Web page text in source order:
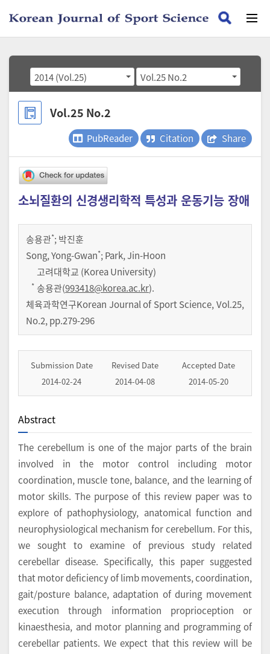
2014 (Vol.25) Vol.25 No.2
Vol.25 No.2
PubReader Citation Share
소뇌질환의 신경생리학적 특성과 운동기능 장애
송용관*;박진훈
Song, Yong-Gwan*; Park, Jin-Hoon
고려대학교 (Korea University)
* 송용관(993418@korea.ac.kr).
체육과학연구Korean Journal of Sport Science,Vol.25,
No.2,pp.279-296
Submission Date
2014-02-24
Revised Date
2014-04-08
Accepted Date
2014-05-20
Abstract
The cerebellum is one of the major parts of the brain
involved in the motor control including motor
coordination, muscle tone, balance, and the learning of
motor skills. The purpose of this review paper was to
explore of pathophysiology, anatomical function and
neurophysiological mechanism for cerebellum. For this,
we sought to examine of previous study related
cerebellar disease. Specifically, this paper suggested
that motor deficiency of limb movements, coordination,
gait/posture balance, adaptation of during movement
execution through information proprioception or
kinaesthesia, and motor planning and programming of
cerebellar patients. We expect that this review will be